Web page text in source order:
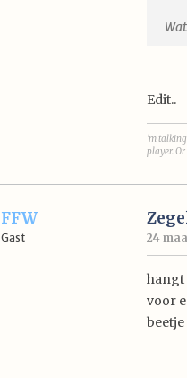
Edit..
'm
player.
FFW
Gast 24
hangt
voor